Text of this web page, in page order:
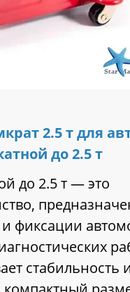
2.5 т для
до 2.5 т
до 2.5 т — это
фиксации
стабильность и